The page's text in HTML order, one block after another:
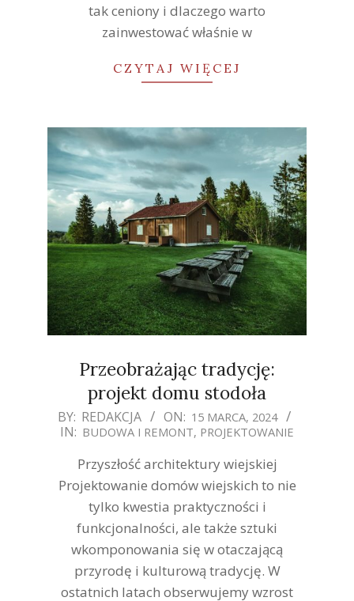
tak ceniony i dlaczego warto
zainwestować właśnie w
CZYTAJ WIĘCEJ
Przeobrażając tradycję:
projekt domu stodoła
2024-
03-
BY: REDAKCJA ON: 15 MARCA, 2024
IN: BUDOWA I REMONT, PROJEKTOWANIE
Przyszłość architektury wiejskiej
Projektowanie domów wiejskich to nie
tylko kwestia praktyczności i
funkcjonalności, ale także sztuki
wkomponowania się w otaczającą
przyrodę i kulturową tradycję. W
ostatnich latach obserwujemy wzrost